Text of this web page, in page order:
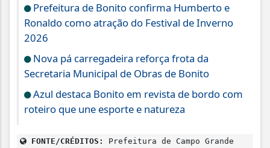
Prefeitura de Bonito confirma Humberto e
Ronaldo como atração do Festival de Inverno
2026
Nova pá carregadeira reforça frota da
Secretaria Municipal de Obras de Bonito
Azul destaca Bonito em revista de bordo com
roteiro que une esporte e natureza
FONTE/CRÉDITOS: Prefeitura de Campo Grande